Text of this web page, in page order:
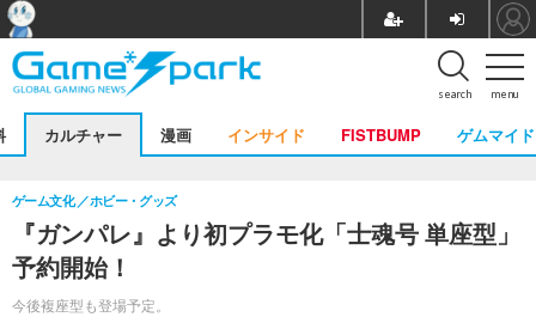
menu
search
カルチャー 漫画 インサイド FISTBUMP ゲムマイド
『ガンパレ』より初プラモ化「士魂号 単座型」
予約開始！
今後複座型も登場予定。
ゲーム文化 ホビー・グッズ